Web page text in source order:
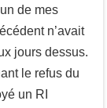
de mes
n’avait
jours dessus.
le refus du
un RI